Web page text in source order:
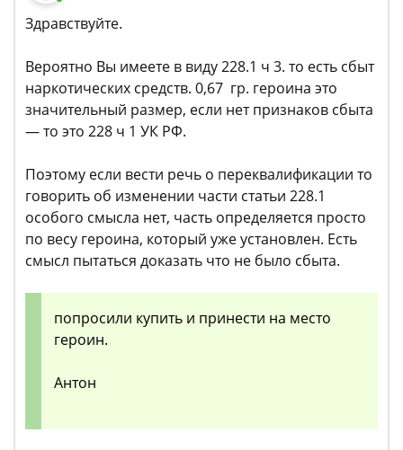
Здравствуйте.
Вероятно Вы имеете в виду 228.1 ч 3. то есть сбыт
наркотических средств. 0,67 гр. героина это
значительный размер, если нет признаков сбыта
— то это 228 ч 1 УК РФ.
Поэтому если вести речь о переквалификации то
говорить об изменении части статьи 228.1
особого смысла нет, часть определяется просто
по весу героина, который уже установлен. Есть
смысл пытаться доказать что не было сбыта.
попросили купить и принести на место
героин.
Антон